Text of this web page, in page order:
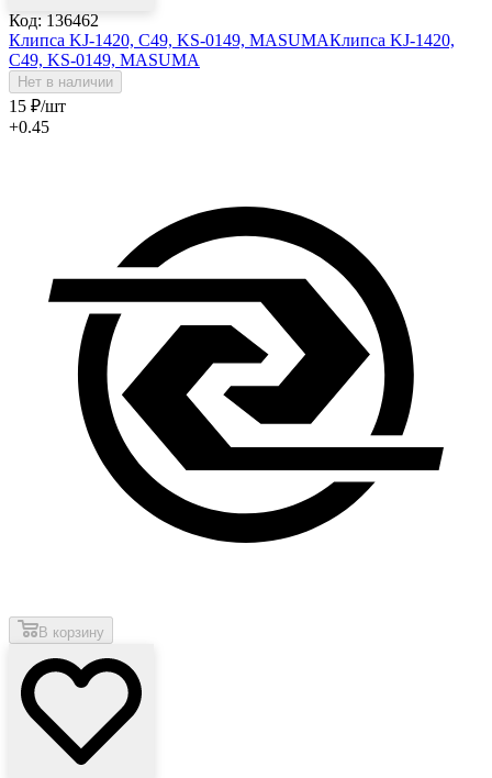
Код: 136462
Клипса KJ-1420, C49, KS-0149, MASUMAКлипса KJ-1420,
C49, KS-0149, MASUMA
Нет в наличии
15 ₽/шт
+0.45
В корзину